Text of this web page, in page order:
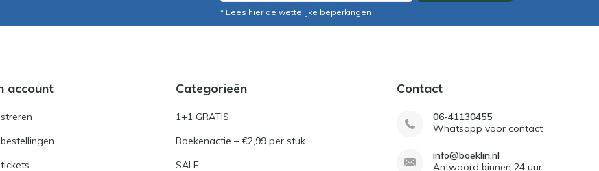
* Lees hier de wettelijke beperkingen
account Categorieën
1+1 GRATIS
Boekenactie – €2,99 per stuk
SALE
Contact
06-41130455
Whatsapp voor contact
info@boeklin.nl
Antwoord binnen 24 uur